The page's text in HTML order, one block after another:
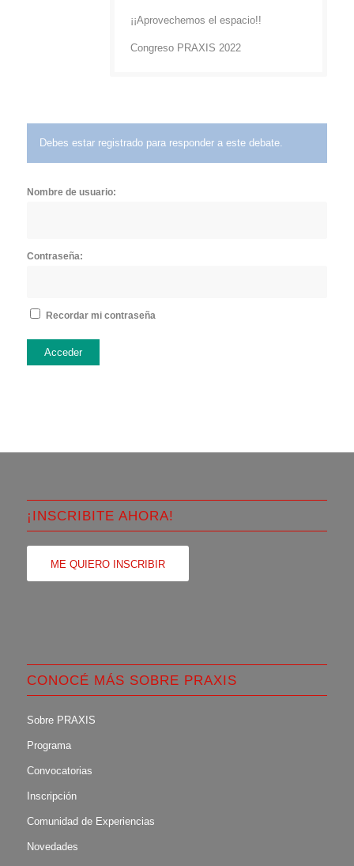
¡¡Aprovechemos el espacio!!
Congreso PRAXIS 2022
Debes estar registrado para responder a este debate.
Nombre de usuario:
Contraseña:
Recordar mi contraseña
Acceder
¡INSCRIBITE AHORA!
ME QUIERO INSCRIBIR
CONOCÉ MÁS SOBRE PRAXIS
Sobre PRAXIS
Programa
Convocatorias
Inscripción
Comunidad de Experiencias
Novedades